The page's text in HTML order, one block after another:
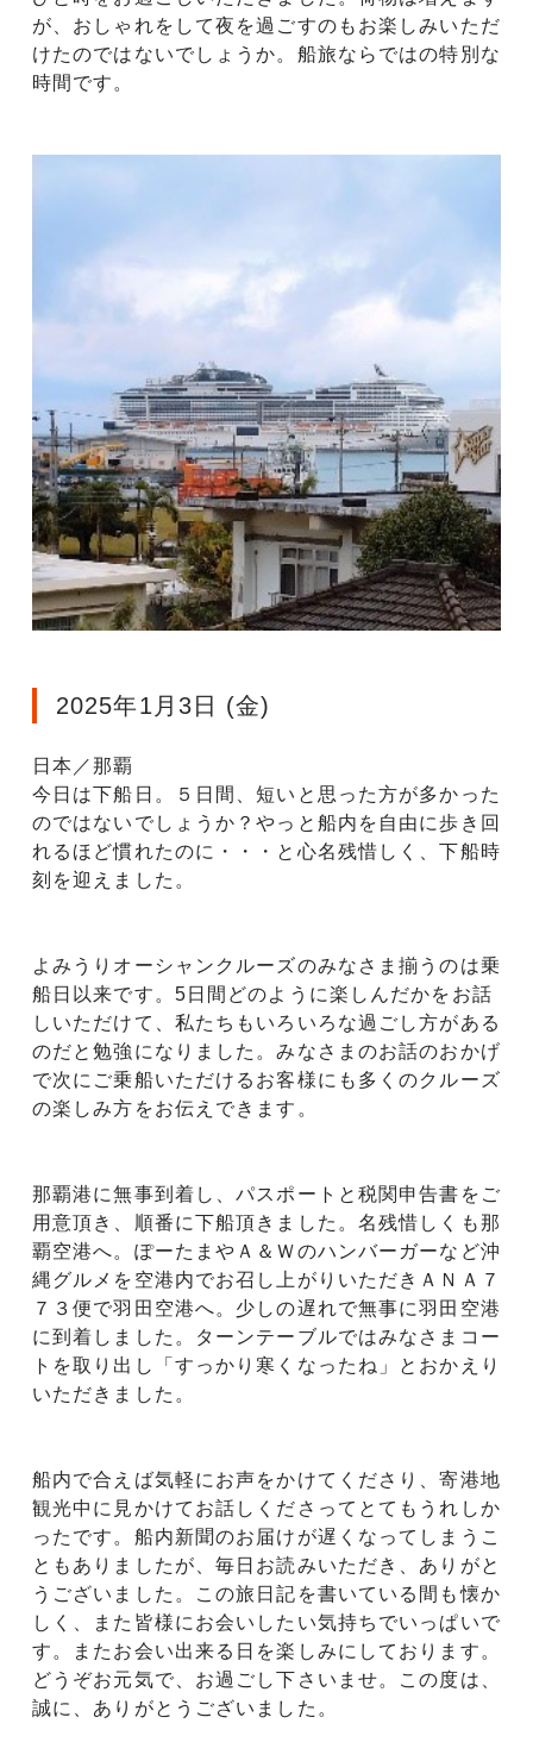
が、おしゃれをして夜を過ごすのもお楽しみいただ
けたのではないでしょうか。船旅ならではの特別な
時間です。
2025年1月3日 (金)
日本／那覇
今日は下船日。５日間、短いと思った方が多かった
のではないでしょうか？やっと船内を自由に歩き回
れるほど慣れたのに・・・と心名残惜しく、下船時
刻を迎えました。
よみうりオーシャンクルーズのみなさま揃うのは乗
船日以来です。5日間どのように楽しんだかをお話
しいただけて、私たちもいろいろな過ごし方がある
のだと勉強になりました。みなさまのお話のおかげ
で次にご乗船いただけるお客様にも多くのクルーズ
の楽しみ方をお伝えできます。
那覇港に無事到着し、パスポートと税関申告書をご
用意頂き、順番に下船頂きました。名残惜しくも那
覇空港へ。ぽーたまやＡ＆Ｗのハンバーガーなど沖
縄グルメを空港内でお召し上がりいただきＡＮＡ７
７３便で羽田空港へ。少しの遅れで無事に羽田空港
に到着しました。ターンテーブルではみなさまコー
トを取り出し「すっかり寒くなったね」とおかえり
いただきました。
船内で合えば気軽にお声をかけてくださり、寄港地
観光中に見かけてお話しくださってとてもうれしか
ったです。船内新聞のお届けが遅くなってしまうこ
ともありましたが、毎日お読みいただき、ありがと
うございました。この旅日記を書いている間も懐か
しく、また皆様にお会いしたい気持ちでいっぱいで
す。またお会い出来る日を楽しみにしております。
どうぞお元気で、お過ごし下さいませ。この度は、
誠に、ありがとうございました。